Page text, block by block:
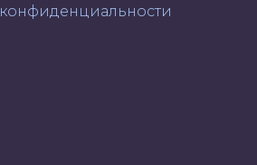
конфиденциальности